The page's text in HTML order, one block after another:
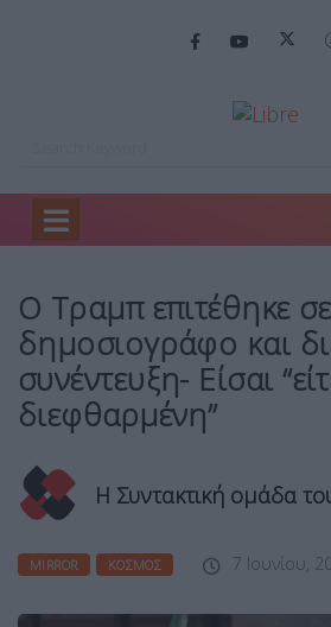
Home
Ο Τραμπ επιτέθηκε σε
δημοσιογράφο και
συνέντευξη- Είσαι
διεφθαρμένη”
Η Συντακτική ομάδα
MIRROR ΚΌΣΜΟΣ 7 Ιουνίου,